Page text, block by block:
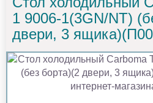
1 9006-1(3GN/NT)
двери, 3